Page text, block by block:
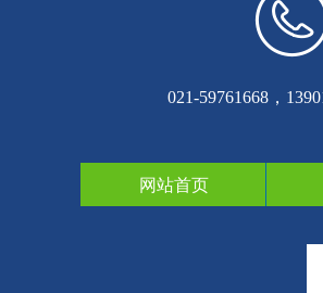
网站首页
021-59761668，